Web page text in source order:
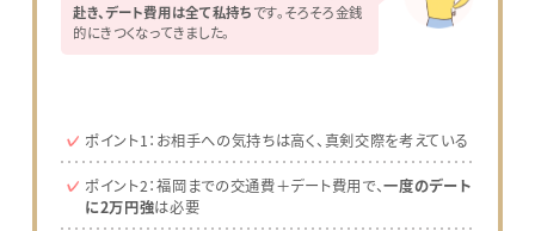
赴き、デート費用は全て私持ちです。そろそろ金銭
的にきつくなってきました。
ポイント1：お相手への気持ちは高く、真剣交際を考えている
ポイント2：福岡までの交通費＋デート費用で、一度のデート
に2万円強は必要